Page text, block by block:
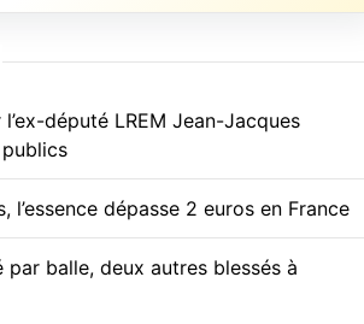
député LREM Jean-Jacques
dépasse 2 euros en France
balle, deux autres blessés à